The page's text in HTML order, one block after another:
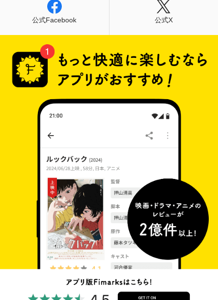
公式Facebook 公式X